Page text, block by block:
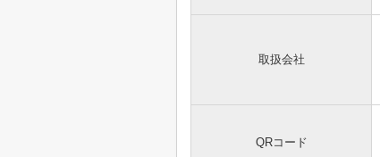
取扱会社
QRコード